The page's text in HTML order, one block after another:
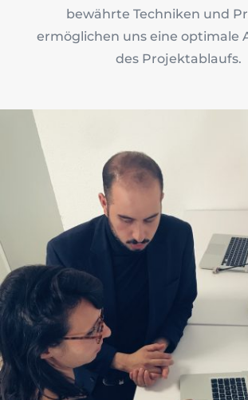
bewährte Techniken und
ermöglichen uns eine optimale
des Projektablaufs.